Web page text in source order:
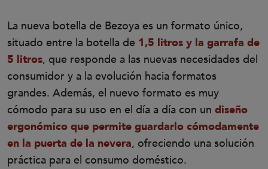
La nueva botella de Bezoya es un formato único,
situado entre la botella de 1,5 litros y la garrafa de
5 litros, que responde a las nuevas necesidades del
consumidor y a la evolución hacia formatos
grandes. Además, el nuevo formato es muy
cómodo para su uso en el día a día con un diseño
ergonómico que permite guardarlo cómodamente
en la puerta de la nevera, ofreciendo una solución
práctica para el consumo doméstico.